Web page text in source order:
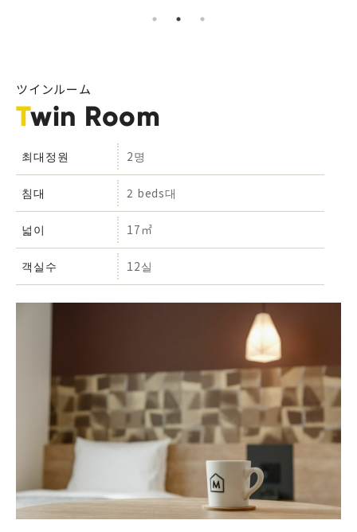
ツインルーム
Twin Room
최대정원 2명
침대 2 beds대
넓이 17㎡
객실수 12실